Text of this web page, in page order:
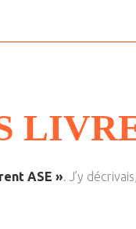
ASE ». J’y